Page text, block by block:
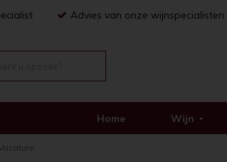
Advies van onze wijnspecialisten
Home Wijn
Vacature